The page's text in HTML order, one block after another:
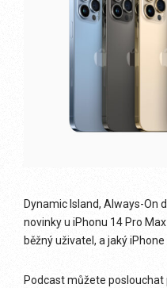
Dynamic Island, Always-On
novinky u iPhonu 14 Pro
běžný uživatel, a jaký
Podcast můžete poslouchat